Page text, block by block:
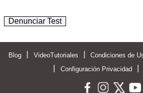
Denunciar Test
Blog VideoTutoriales Condiciones de
Configuración Privacidad